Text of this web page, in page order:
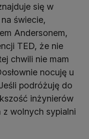
się w
świecie,
Andersonem,
TED, że nie
chwili nie mam
nocuję u
podróżuję do
inżynierów
z wolnych sypialni